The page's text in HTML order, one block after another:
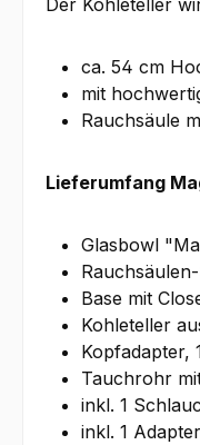
Der Kohleteller
ca. 54 cm
mit
Rauchsäule
Lieferumfang
Glasbowl
Base mit
Kohleteller
Kopfadapter,
Tauchrohr
inkl. 1
inkl. 1